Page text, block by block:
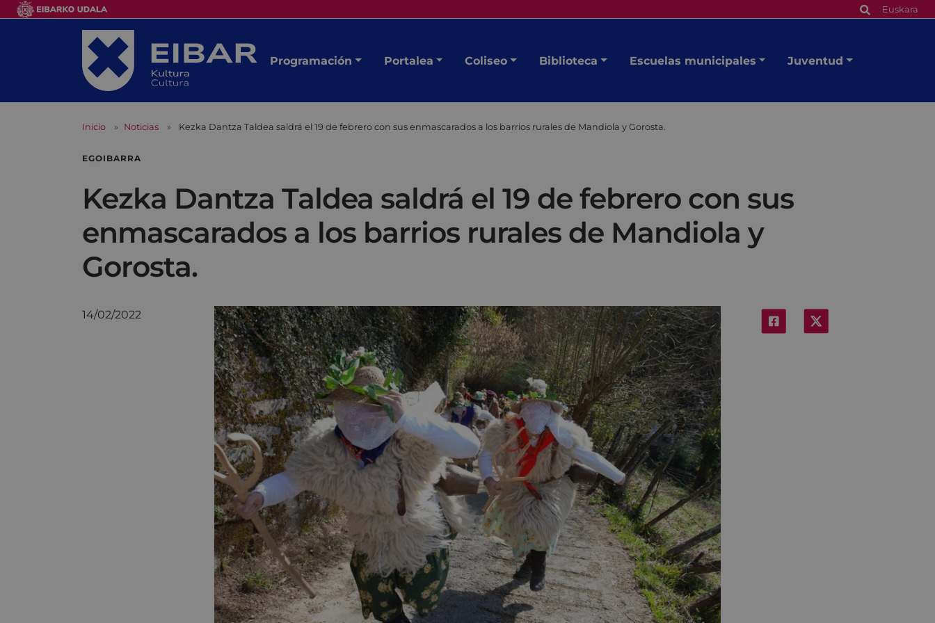
Euskara
Programación Portalea Coliseo Biblioteca Escuelas municipales Juventud
Inicio Noticias Kezka Dantza Taldea saldrá el 19 de febrero con sus enmascarados a los barrios rurales de Mandiola y Gorosta.
EGOIBARRA
Kezka Dantza Taldea saldrá el 19 de febrero con sus
enmascarados a los barrios rurales de Mandiola y
Gorosta.
14/02/2022